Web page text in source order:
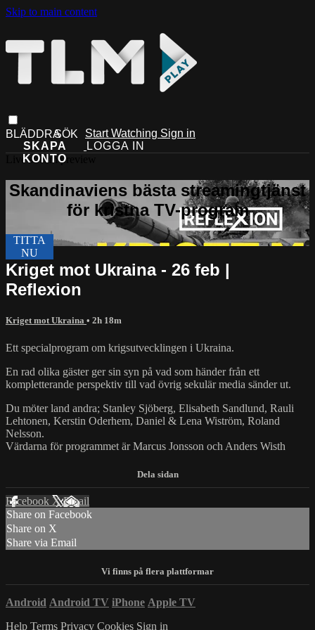
Skip to main content
Start Watching Sign in
Live stream preview
Kriget mot Ukraina - 26 feb |
Reflexion
Kriget mot Ukraina • 2h 18m
Ett specialprogram om krigsutvecklingen i Ukraina.
En rad olika gäster ger sin syn på vad som händer från ett
kompletterande perspektiv till vad övrig sekulär media sänder ut.
Du möter land andra; Stanley Sjöberg, Elisabeth Sandlund, Rauli
Lehtonen, Kerstin Oderhem, Daniel & Lena Wiström, Roland
Nelsson.
Värdarna för programmet är Marcus Jonsson och Anders Wisth
Facebook XEmail
Share on Facebook
Share on X
Share via Email
Android Android TV iPhone Apple TV
Help Terms Privacy Cookies Sign in